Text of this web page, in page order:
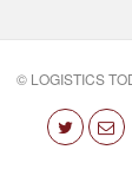
© LOGISTICS